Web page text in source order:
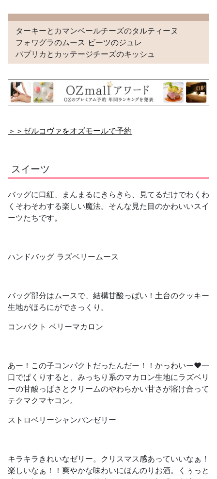
ターキーとカマンベールチーズのタルティーヌ
フォワグラのムース ビーツのジュレ
パプリカとカッテージチーズのキッシュ
＞＞ゼルコヴァをオズモールで予約
スイーツ
バッグに口紅、まんまるにきらきら、見てるだけでわくわ
くそわそわする楽しい魔法。そんな見た目のかわいいスイ
ーツたちです。
ハンドバッグ ラズベリームース
バッグ部分はムースで、結構甘酸っぱい！土台のクッキー
生地がほろにがでさっくり。
コンパクト ベリーマカロン
あー！この子コンパクトだったんだー！！かっわいー❤️一
口でぱくりすると、みっちり系のマカロン生地にラズベリ
ーの甘酸っぱさとクリームのやわらかい甘さが溶け合って
テクマクマヤコン。
ストロベリーシャンパンゼリー
キラキラきれいなゼリー。クリスマス感あっていいなぁ！
楽しいなぁ！！爽やかな味わいにほんのりお酒。くぅっと